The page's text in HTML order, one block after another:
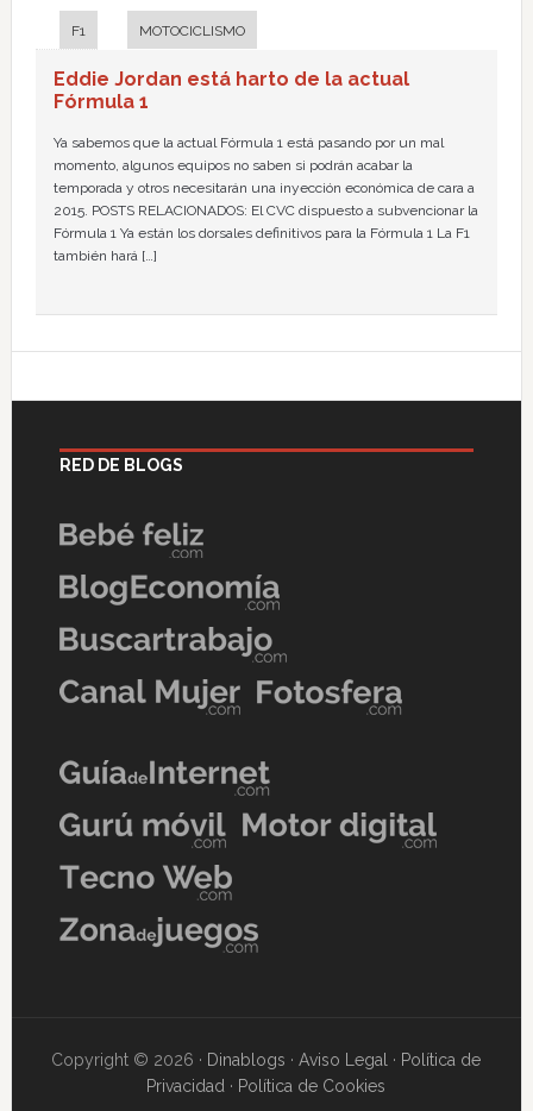
F1 MOTOCICLISMO
Eddie Jordan está harto de la actual
Fórmula 1
Ya sabemos que la actual Fórmula 1 está pasando por un mal
momento, algunos equipos no saben si podrán acabar la
temporada y otros necesitarán una inyección económica de cara a
2015. POSTS RELACIONADOS: El CVC dispuesto a subvencionar la
Fórmula 1 Ya están los dorsales definitivos para la Fórmula 1 La F1
también hará […]
RED DE BLOGS
Copyright © 2026 · Dinablogs ·Aviso Legal · Política de
Privacidad · Política de Cookies